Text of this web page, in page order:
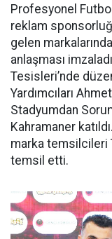
Profesyonel
reklam
gelen
anlaşması
Tesisleri’nde
Yardımcıları
Stadyumdan
Kahramaner
marka temsilcileri
temsil etti.